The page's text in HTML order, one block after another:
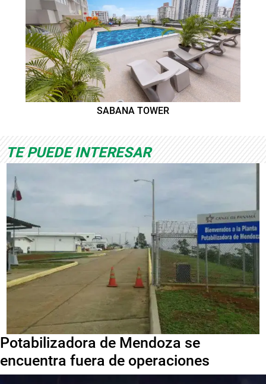
SABANA TOWER
TE PUEDE INTERESAR
Potabilizadora de Mendoza se
encuentra fuera de operaciones